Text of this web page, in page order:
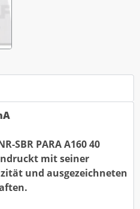
SBR PARA A160 40
mit seiner
und ausgezeichneten